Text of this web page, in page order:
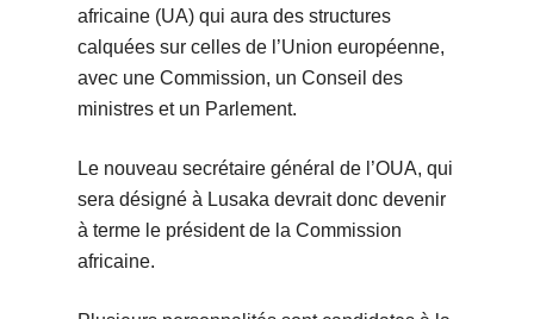
africaine (UA) qui aura des structures
calquées sur celles de l’Union européenne,
avec une Commission, un Conseil des
ministres et un Parlement.
Le nouveau secrétaire général de l’OUA, qui
sera désigné à Lusaka devrait donc devenir
à terme le président de la Commission
africaine.